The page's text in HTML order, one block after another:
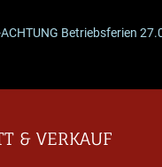
Betriebsferien
& VERKAUF